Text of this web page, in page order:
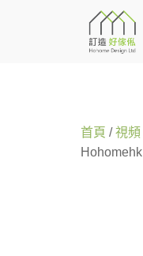
首頁 /視頻
Hohomehk